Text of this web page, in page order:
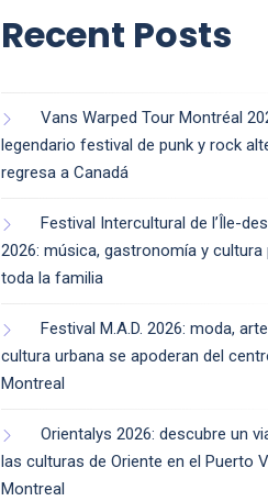
Recent Posts
Vans Warped Tour Montréal
legendario festival de punk y rock
regresa a Canadá
Festival Intercultural de l’Île-
2026: música, gastronomía y cultura
toda la familia
Festival M.A.D. 2026: moda,
cultura urbana se apoderan del
Montreal
Orientalys 2026: descubre un
las culturas de Oriente en el Puerto
Montreal